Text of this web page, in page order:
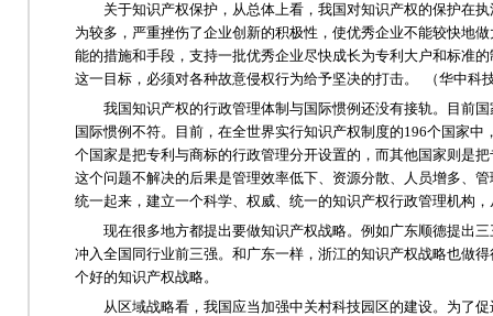
关于知识产权保护，从总体上看，我国对知识产权的保护在执
为较多，严重挫伤了企业创新的积极性，使优秀企业不能较快地
能的措施和手段，支持一批优秀企业尽快成长为专利大户和标准
这一目标，必须对各种故意侵权行为给予坚决的打击。 （华中
我国知识产权的行政管理体制与国际惯例还没有接轨。目前国
国际惯例不符。目前，在全世界实行知识产权制度的196个国家
个国家是把专利与商标的行政管理分开设置的，而其他国家则是
这个问题不解决的后果是管理效率低下、资源分散、人员增多、
统一起来，建立一个科学、权威、统一的知识产权行政管理机构
现在很多地方都提出要做知识产权战略。例如广东顺德提出三
冲入全国同行业前三强。和广东一样，浙江的知识产权战略也做
个好的知识产权战略。
从区域战略看，我国应当加强中关村科技园区的建设。为了促